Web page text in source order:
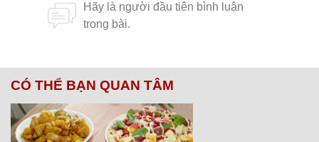
CÓ THỂ BẠN QUAN TÂM